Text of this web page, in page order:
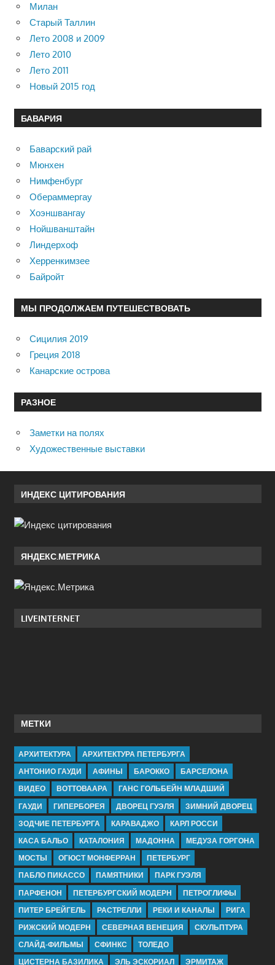
Милан
Старый Таллин
Лето 2008 и 2009
Лето 2010
Лето 2011
Новый 2015 год
БАВАРИЯ
Баварский рай
Мюнхен
Нимфенбург
Обераммергау
Хоэншвангау
Нойшванштайн
Линдерхоф
Херренкимзее
Байройт
МЫ ПРОДОЛЖАЕМ ПУТЕШЕСТВОВАТЬ
Сицилия 2019
Греция 2018
Канарские острова
РАЗНОЕ
Заметки на полях
Художественные выставки
ИНДЕКС ЦИТИРОВАНИЯ
ЯНДЕКС.МЕТРИКА
LIVEINTERNET
МЕТКИ
АРХИТЕКТУРА
АРХИТЕКТУРА ПЕТЕРБУРГА
АНТОНИО ГАУДИ
АФИНЫ БАРОККО
БАРСЕЛОНА
ВИДЕО
ВОТТОВААРА
ГАНС ГОЛЬБЕЙН МЛАДШИЙ
ГАУДИ
ГИПЕРБОРЕЯ ДВОРЕЦ ГУЭЛЯ
ЗИМНИЙ ДВОРЕЦ
ЗОДЧИЕ ПЕТЕРБУРГА
КАРАВАДЖО
КАРЛ РОССИ
КАСА БАЛЬО
КАТАЛОНИЯ МАДОННА
МЕДУЗА ГОРГОНА
МОСТЫ
ОГЮСТ МОНФЕРРАН
ПЕТЕРБУРГ
ПАБЛО ПИКАССО
ПАМЯТНИКИ
ПАРК ГУЭЛЯ
ПАРФЕНОН
ПЕТЕРБУРГСКИЙ МОДЕРН
ПЕТРОГЛИФЫ
ПИТЕР БРЕЙГЕЛЬ
РАСТРЕЛЛИ РЕКИ И КАНАЛЫ
РИГА
РИЖСКИЙ МОДЕРН
СЕВЕРНАЯ ВЕНЕЦИЯ
СКУЛЬПТУРА
СЛАЙД-ФИЛЬМЫ
СФИНКС
ТОЛЕДО
ЦИСТЕРНА БАЗИЛИКА
ЭЛЬ ЭСКОРИАЛ ЭРМИТАЖ